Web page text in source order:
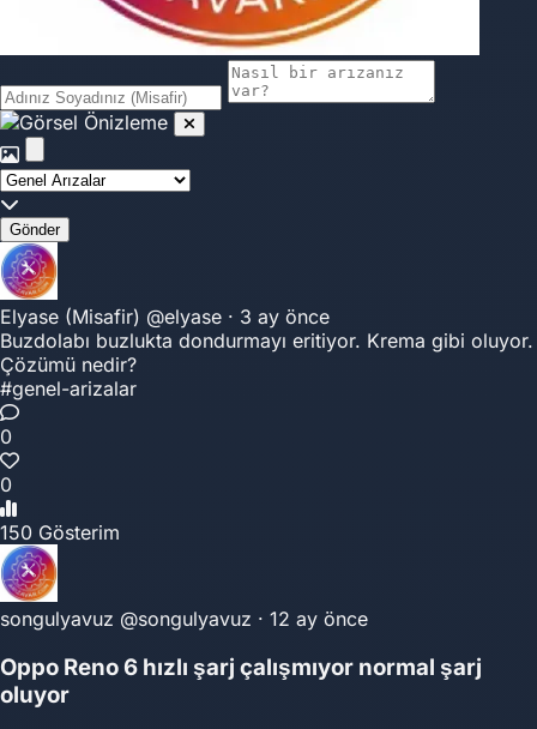
Gönder
Elyase (Misafir) @elyase · 3 ay önce
Buzdolabı buzlukta dondurmayı eritiyor. Krema gibi oluyor.
Çözümü nedir?
#genel-arizalar
0
0
150 Gösterim
songulyavuz @songulyavuz · 12 ay önce
Oppo Reno 6 hızlı şarj çalışmıyor normal şarj
oluyor